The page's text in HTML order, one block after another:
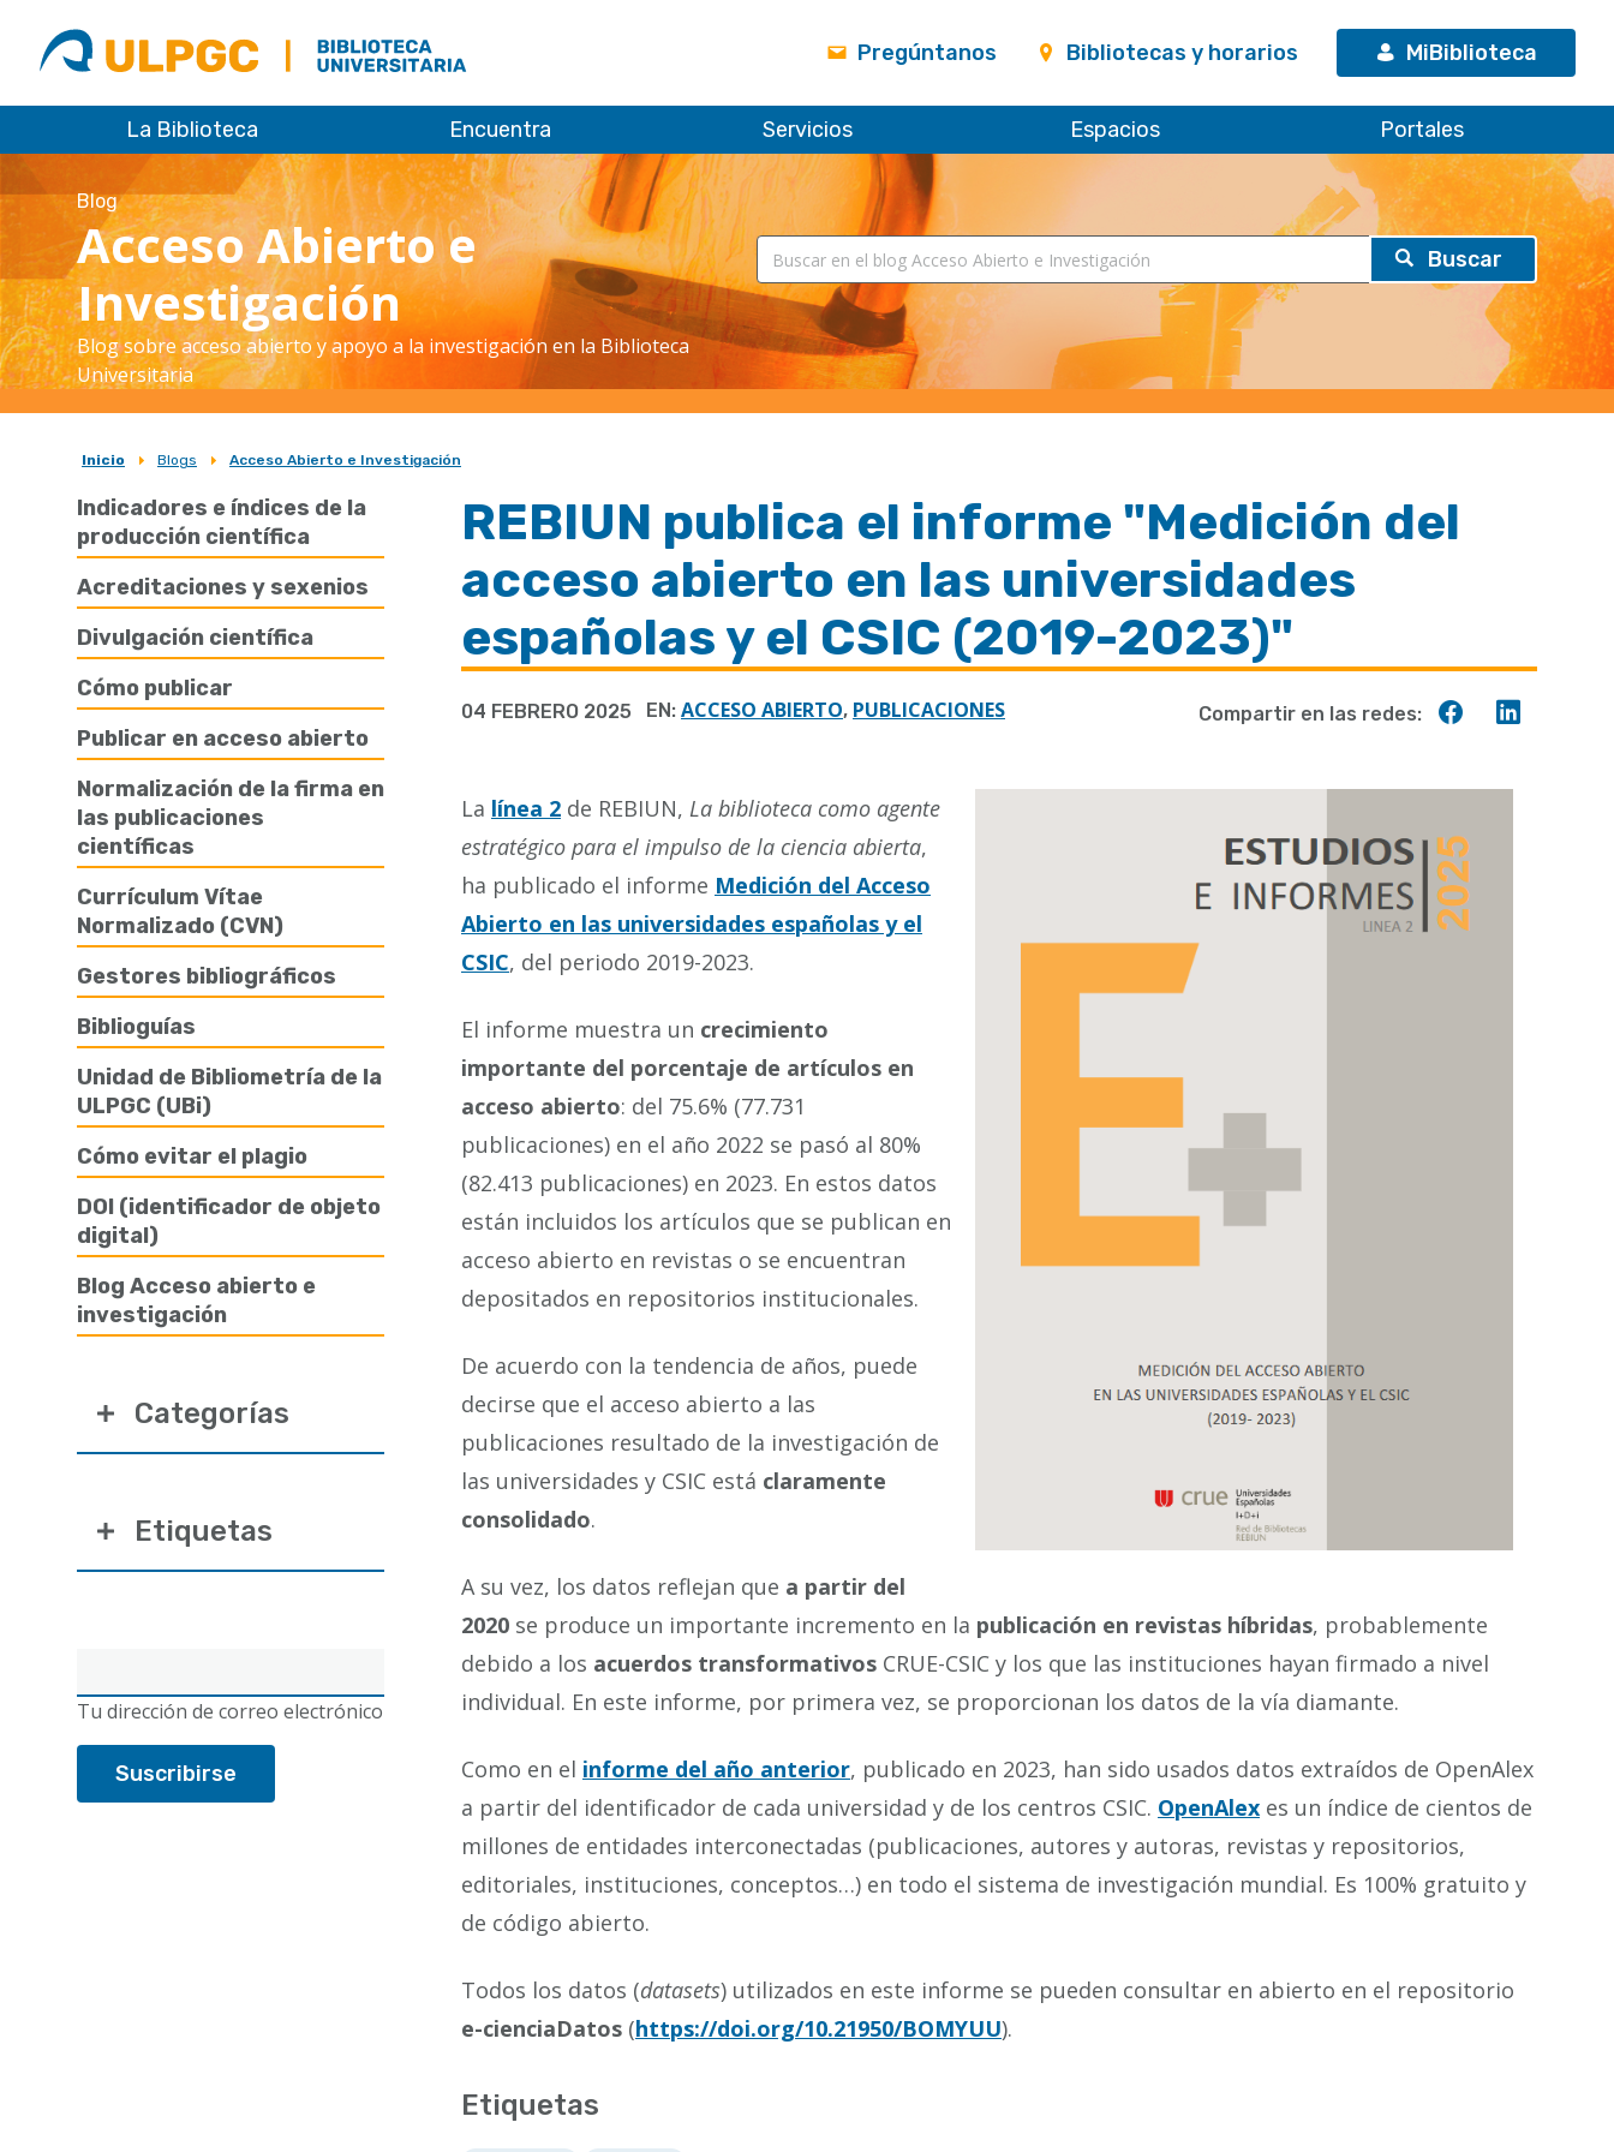
ULPGC
Biblioteca
ULPGC
Pregúntanos Bibliotecas y horarios MiBiblioteca
La Biblioteca Encuentra Servicios Espacios Portales
Blog
Acceso Abierto e
Investigación
Blog sobre acceso abierto y apoyo a la investigación en la Biblioteca
Universitaria
Sobrescribir
enlaces
de
ayuda
a
la
navegación
Inicio Blogs Acceso Abierto e Investigación
Indicadores e índices de la
producción científica
Acreditaciones y sexenios
Divulgación científica
Cómo publicar
Publicar en acceso abierto
Normalización de la firma en
las publicaciones
científicas
Currículum Vítae
Normalizado (CVN)
Gestores bibliográficos
Biblioguías
Unidad de Bibliometría de la
ULPGC (UBi)
Cómo evitar el plagio
DOI (identificador de objeto
digital)
Blog Acceso abierto e
investigación
electrónico
Tu dirección de correo electrónico
Categorías
Etiquetas
REBIUN publica el informe "Medición del
acceso abierto en las universidades
españolas y el CSIC (2019-2023)"
04 FEBRERO 2025
Compartir
Compartir en las redes:
EN: ACCESO ABIERTO, PUBLICACIONES
La línea 2 de REBIUN, La biblioteca como agente
estratégico para el impulso de la ciencia abierta,
ha publicado el informe Medición del Acceso
Abierto en las universidades españolas y el
CSIC, del periodo 2019-2023.
El informe muestra un crecimiento
importante del porcentaje de artículos en
acceso abierto: del 75.6% (77.731
publicaciones) en el año 2022 se pasó al 80%
(82.413 publicaciones) en 2023. En estos datos
están incluidos los artículos que se publican en
acceso abierto en revistas o se encuentran
depositados en repositorios institucionales.
De acuerdo con la tendencia de años, puede
decirse que el acceso abierto a las
publicaciones resultado de la investigación de
las universidades y CSIC está claramente
consolidado.
A su vez, los datos reflejan que a partir del
2020 se produce un importante incremento en la publicación en revistas híbridas, probablemente
debido a los acuerdos transformativos CRUE-CSIC y los que las instituciones hayan firmado a nivel
individual. En este informe, por primera vez, se proporcionan los datos de la vía diamante.
Como en el informe del año anterior, publicado en 2023, han sido usados datos extraídos de OpenAlex
a partir del identificador de cada universidad y de los centros CSIC. OpenAlex es un índice de cientos de
millones de entidades interconectadas (publicaciones, autores y autoras, revistas y repositorios,
editoriales, instituciones, conceptos…) en todo el sistema de investigación mundial. Es 100% gratuito y
de código abierto.
Todos los datos (datasets) utilizados en este informe se pueden consultar en abierto en el repositorio
e-cienciaDatos (https://doi.org/10.21950/BOMYUU).
Etiquetas